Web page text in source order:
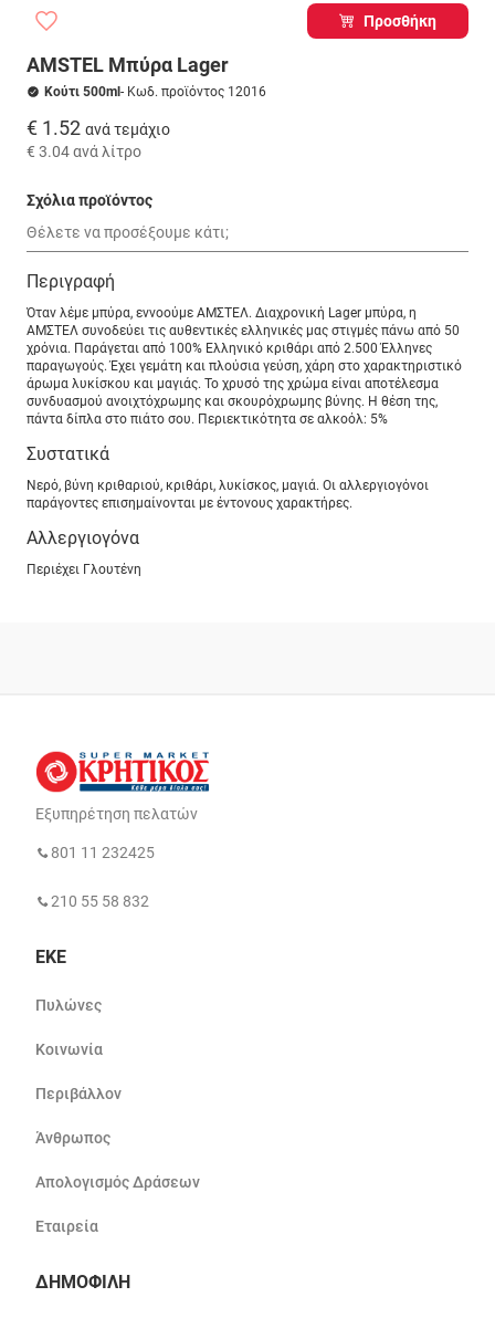
Προσθήκη
AMSTEL Μπύρα Lager
Κούτι 500ml - Κωδ. προϊόντος 12016
€ 1.52 ανά τεμάχιο
€ 3.04ανά λίτρο
Σχόλια προϊόντος
Περιγραφή
Όταν λέμε μπύρα, εννοούμε ΑΜΣΤΕΛ. Διαχρονική Lager μπύρα, η
ΑΜΣΤΕΛ συνοδεύει τις αυθεντικές ελληνικές μας στιγμές πάνω από 50
χρόνια. Παράγεται από 100% Ελληνικό κριθάρι από 2.500 Έλληνες
παραγωγούς. Έχει γεμάτη και πλούσια γεύση, χάρη στο χαρακτηριστικό
άρωμα λυκίσκου και μαγιάς. Το χρυσό της χρώμα είναι αποτέλεσμα
συνδυασμού ανοιχτόχρωμης και σκουρόχρωμης βύνης. Η θέση της,
πάντα δίπλα στο πιάτο σου. Περιεκτικότητα σε αλκοόλ: 5%
Συστατικά
Νερό, βύνη κριθαριού, κριθάρι, λυκίσκος, μαγιά. Οι αλλεργιογόνοι
παράγοντες επισημαίνονται με έντονους χαρακτήρες.
Αλλεργιογόνα
Περιέχει Γλουτένη
Εξυπηρέτηση πελατών
801 11 232425
210 55 58 832
ΕΚΕ
Πυλώνες
Κοινωνία
Περιβάλλον
Άνθρωπος
Απολογισμός Δράσεων
Εταιρεία
ΔΗΜΟΦΙΛΗ